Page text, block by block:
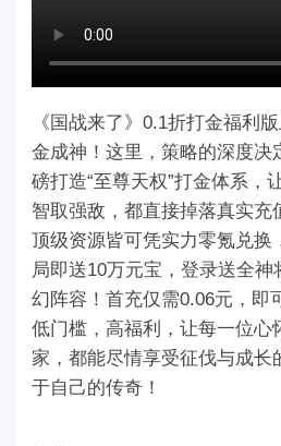
《国战来了》0.1折打金福利
金成神！这里，策略的深度决
磅打造“至尊天权”打金体系，
智取强敌，都直接掉落真实充
顶级资源皆可凭实力零氪兑换
局即送10万元宝，登录送全
幻阵容！首充仅需0.06元，即
低门槛，高福利，让每一位心
家，都能尽情享受征伐与成长
于自己的传奇！